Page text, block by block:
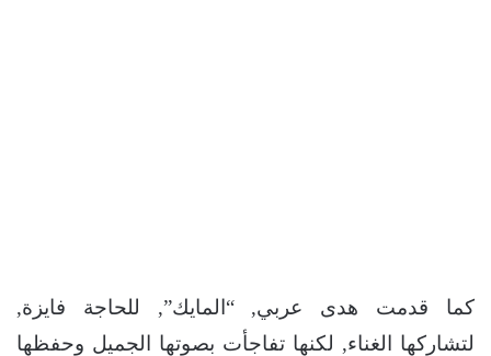
كما قدمت هدى عربي, “المايك”, للحاجة فايزة,
لتشاركها الغناء, لكنها تفاجأت بصوتها الجميل وحفظها